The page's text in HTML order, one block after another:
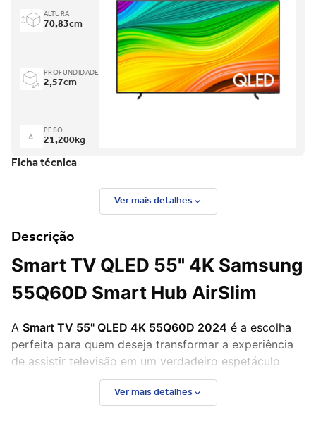
ALTURA
70,83cm
PROFUNDIDADE
2,57cm
PESO
21,200kg
Ficha técnica
Ver mais detalhes
Descrição
Smart TV QLED 55" 4K Samsung
55Q60D Smart Hub AirSlim
A Smart TV 55" QLED 4K 55Q60D 2024 é a escolha
perfeita para quem deseja transformar a experiência
de assistir televisão em um verdadeiro espetáculo
audiovisual. Este modelo oferece uma combinação de
tecnologia avançada, design elegante e
Ver mais detalhes